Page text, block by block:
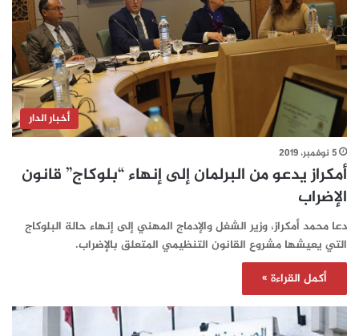
أخبار الدار
5 نوفمبر، 2019
أمكراز يدعو من البرلمان إلى إنهاء “بلوكاج” قانون
الإضراب
دعا محمد أمكراز، وزير الشغل والإدماج المهني إلى إنهاء حالة البلوكاج
التي يعيشها مشروع القانون التنظيمي المتعلق بالإضراب.
أكمل القراءة »